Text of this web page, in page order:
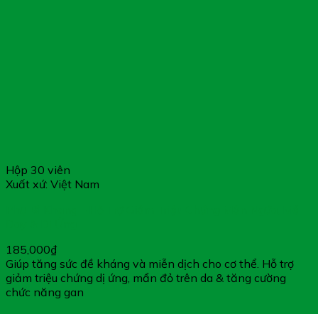
Hộp 30 viên
Xuất xứ: Việt Nam
185,000₫
Giúp tăng sức đề kháng và miễn dịch cho cơ thể. Hỗ trợ
giảm triệu chứng dị ứng, mẩn đỏ trên da & tăng cường
chức năng gan